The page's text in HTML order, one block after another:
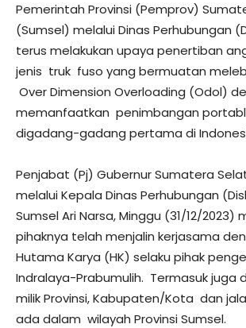
Pemerintah Provinsi (Pemprov)
(Sumsel) melalui Dinas Perhubungan
terus melakukan upaya penertiban
jenis truk fuso yang bermuatan
Over Dimension Overloading (Odol)
memanfaatkan penimbangan
digadang-gadang pertama di
Penjabat (Pj) Gubernur Sumatera
melalui Kepala Dinas Perhubungan
Sumsel Ari Narsa, Minggu (31/12/2023)
pihaknya telah menjalin kerjasama
Hutama Karya (HK) selaku pihak
Indralaya-Prabumulih. Termasuk juga
milik Provinsi, Kabupaten/Kota dan
ada dalam wilayah Provinsi Sumsel.